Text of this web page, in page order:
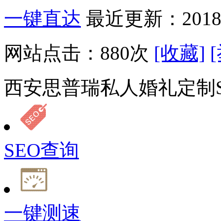
一键直达 最近更新：
网站点击： 880次 [收藏] [
西安思普瑞私人婚礼定制
SEO查询
一键测速